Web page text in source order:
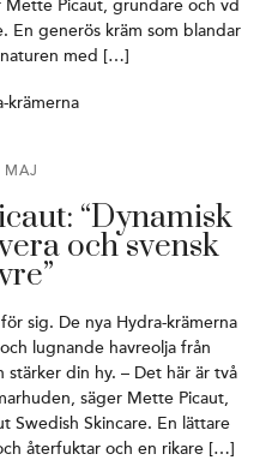
Picaut, grundare och vd
En generös kräm som blandar
med […]
MAJ
“Dynamisk
och svensk
sig. De nya Hydra-krämerna
lugnande havreolja från
stärker din hy. – Det här är två
säger Mette Picaut,
Swedish Skincare. En lättare
återfuktar och en rikare […]